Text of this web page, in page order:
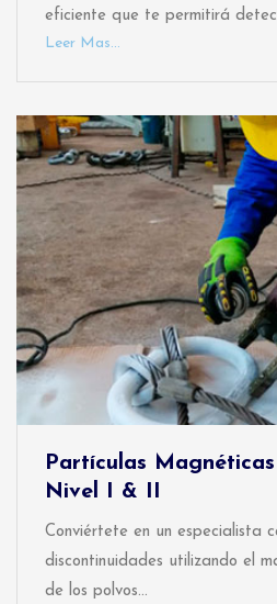
eficiente que te permitirá
Leer Mas...
Partículas Magnéticas
Nivel I & II
Conviértete en un especialista
discontinuidades utilizando el
de los polvos...